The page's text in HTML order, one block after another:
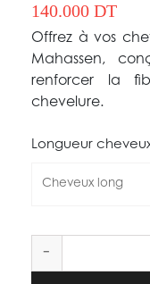
140.000 DT
Offrez à vos
Mahassen,
renforcer la
chevelure.
Longueur
Cheveux long
-